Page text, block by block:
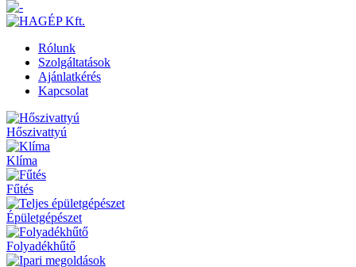
Rólunk
Szolgáltatások
Ajánlatkérés
Kapcsolat
Hőszivattyú
Klíma
Fűtés
Épületgépészet
Folyadékhűtő